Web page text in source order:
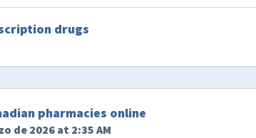
drugs
pharmacies online
de 2026 at 2:35 AM